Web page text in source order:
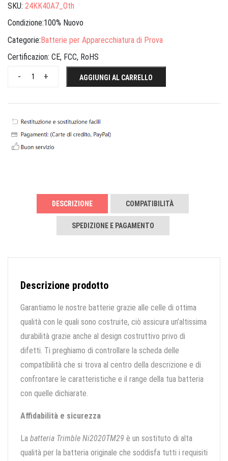
SKU: 24KK40A7_Oth
Condizione:100% Nuovo
Categorie:Batterie per Apparecchiatura di Prova
Certificazion: CE, FCC, RoHS
+
- AGGIUNGI AL CARRELLO
DESCRIZIONE COMPATIBILITÀ
SPEDIZIONE E PAGAMENTO
Descrizione prodotto
Garantiamo le nostre batterie grazie alle celle di ottima
qualità con le quali sono costruite, ciò assicura un’altissima
durabilità grazie anche al design costruttivo privo di
difetti. Ti preghiamo di controllare la scheda delle
compatibilità che si trova al centro della descrizione e di
confrontare le caratteristiche e il range della tua batteria
con quelle dichiarate.
Affidabilità e sicurezza
La batteria Trimble Ni2020TM29 è un sostituto di alta
qualità per la batteria originale che soddisfa tutti i requisiti